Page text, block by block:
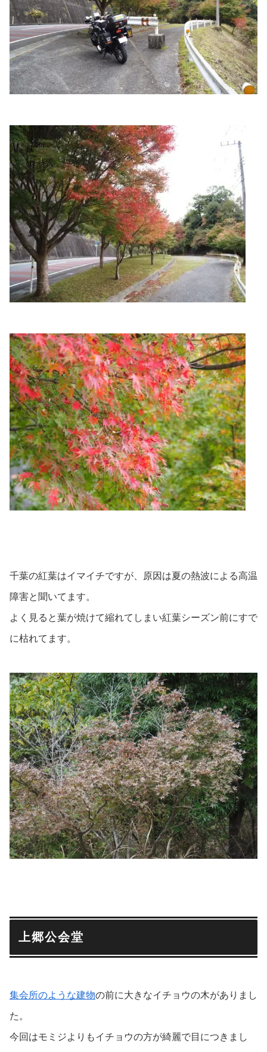
千葉の紅葉はイマイチですが、原因は夏の熱波による高温
障害と聞いてます。
よく見ると葉が焼けて縮れてしまい紅葉シーズン前にすで
に枯れてます。
上郷公会堂
集会所のような建物の前に大きなイチョウの木がありまし
た。
今回はモミジよりもイチョウの方が綺麗で目につきまし